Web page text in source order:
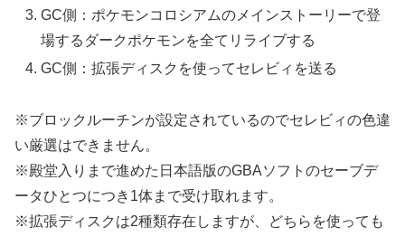
GC側：ポケモンコロシアムのメインストーリーで登
場するダークポケモンを全てリライブする
GC側：拡張ディスクを使ってセレビィを送る
※ブロックルーチンが設定されているのでセレビィの色違
い厳選はできません。
※殿堂入りまで進めた日本語版のGBAソフトのセーブデ
ータひとつにつき1体まで受け取れます。
※拡張ディスクは2種類存在しますが、どちらを使っても